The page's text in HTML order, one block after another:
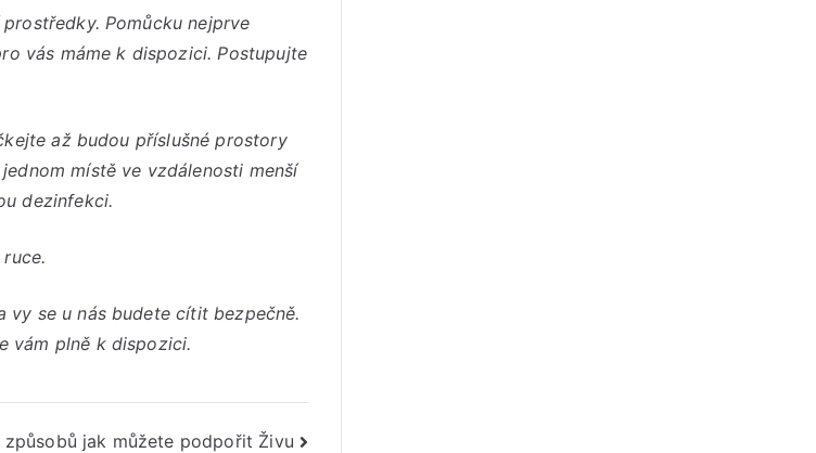
Pomůcku nejprve
vás máme k dispozici. Postupujte
až budou příslušné prostory
místě ve vzdálenosti menší
dezinfekci.
vy se u nás budete cítit bezpečně.
vám plně k dispozici.
způsobů jak můžete podpořit Živu